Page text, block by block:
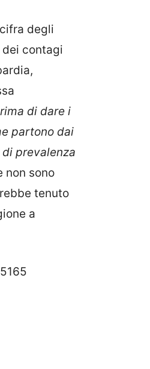
degli
contagi
di dare i
partono dai
prevalenza
non sono
tenuto
a